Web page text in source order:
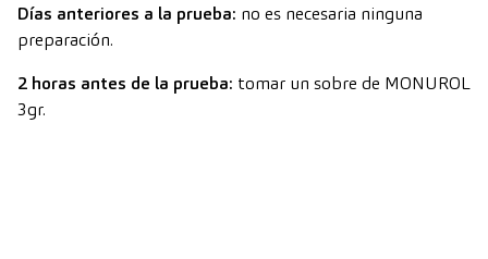
Días anteriores a la prueba: no es necesaria ninguna
preparación.
2 horas antes de la prueba: tomar un sobre de MONUROL
3gr.